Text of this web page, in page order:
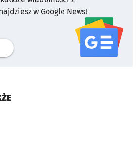
w Google News!
profil serwisu